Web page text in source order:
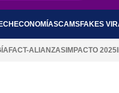
ECONOMÍASCAMSFAKES
FACT-ALIANZASIMPACTO 2025